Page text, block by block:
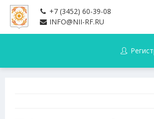
+7 (3452) 60-39-08
INFO@NII-RF.RU